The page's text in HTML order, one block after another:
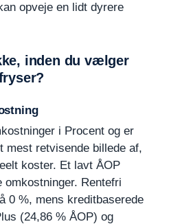
opveje en lidt dyrere
inden du vælger
i Procent og er
mest retvisende billede af,
koster. Et lavt ÅOP
omkostninger. Rentefri
0 %, mens kreditbaserede
(24,86 % ÅOP) og